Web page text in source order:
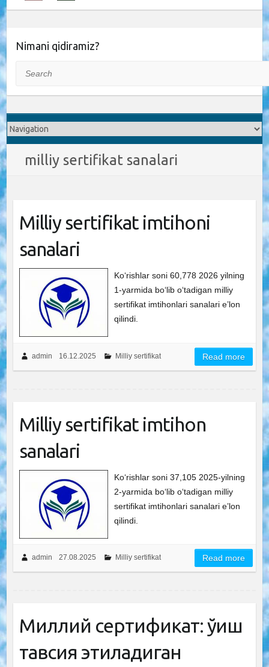
Nimani qidiramiz?
milliy sertifikat sanalari
Milliy sertifikat imtihoni
sanalari
Ko‘rishlar soni 60,778 2026 yilning
1-yarmida bo‘lib o‘tadigan milliy
sertifikat imtihonlari sanalari e’lon
qilindi.
admin 16.12.2025 Milliy sertifikat Read more
Milliy sertifikat imtihon
sanalari
Ko‘rishlar soni 37,105 2025-yilning
2-yarmida bo‘lib o‘tadigan milliy
sertifikat imtihonlari sanalari e’lon
qilindi.
admin 27.08.2025 Milliy sertifikat Read more
Миллий сертификат: ўқиш
тавсия этиладиган